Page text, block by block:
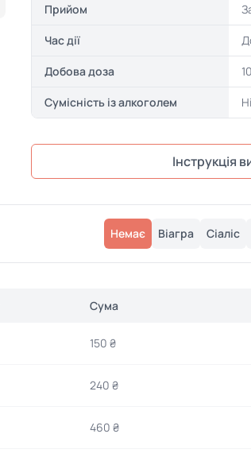
Прийом
Час дії
Добова доза
Сумісність із алкоголем Ні
Інструкція
Немає Віагра Сіаліс
Сума
150 ₴
240 ₴
460 ₴